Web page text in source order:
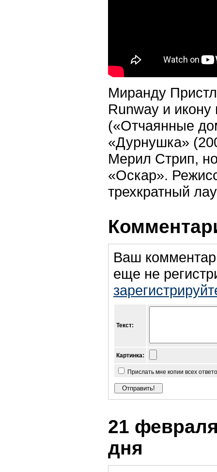
Миранду
Runway и
(«Отчаянные
«Дурнушка»
Мерил Стрип,
«Оскар».
трехкратный
Ваш
еще не
Текст:
Картинка:
Прислать мне копии всех
21
дня